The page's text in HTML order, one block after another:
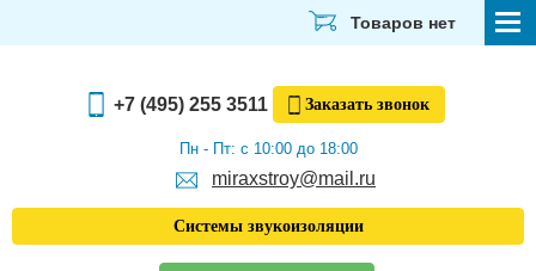
ОТДЕЛОЧНЫЕ МАТЕРИАЛЫ
ЭЛЕКТРИКА И ОСВЕЩЕНИЕ
Товаров нет
+7 (495) 255 3511 Заказать звонок
Пн - Пт: с 10:00 до 18:00
miraxstroy@mail.ru
Системы звукоизоляции